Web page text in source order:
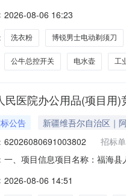
70*50cm配6寸黑橡胶轮华固华
2026-08-06 16:23
洗衣粉 博锐男士电动剃须刀
公牛总控开关 电水壶 工
民医院办公用品(项目用)
公告 新疆维吾尔自治区｜
62026080691003802 招标
一、项目信息项目名称：福海
求清单商品名称参数要求购买
2026-08-06 14:51